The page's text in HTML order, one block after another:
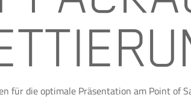
für die optimale Präsentation am Point of